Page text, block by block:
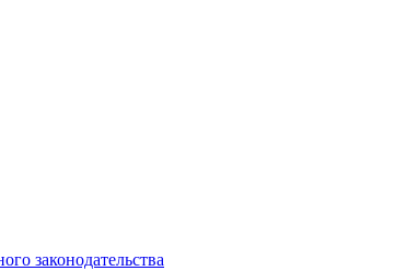
законодательства